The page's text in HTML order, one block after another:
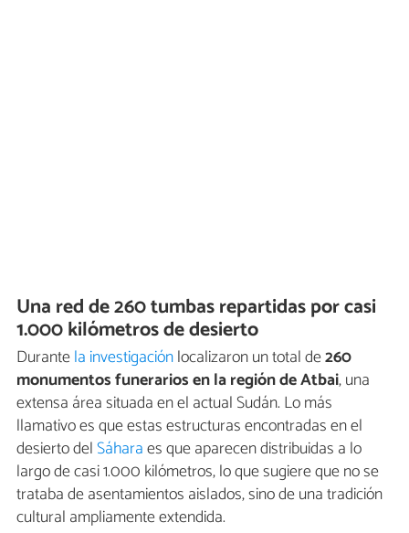
Una red de 260 tumbas repartidas por casi
1.000 kilómetros de desierto
Durantela investigaciónlocalizaron un total de260
monumentos funerarios en la región de Atbai, una
extensa área situada en el actual Sudán. Lo más
llamativo es que estas estructuras encontradas en el
desierto delSáharaes que aparecen distribuidas a lo
largo de casi 1.000 kilómetros, lo que sugiere que no se
trataba de asentamientos aislados, sino de una tradición
cultural ampliamente extendida.